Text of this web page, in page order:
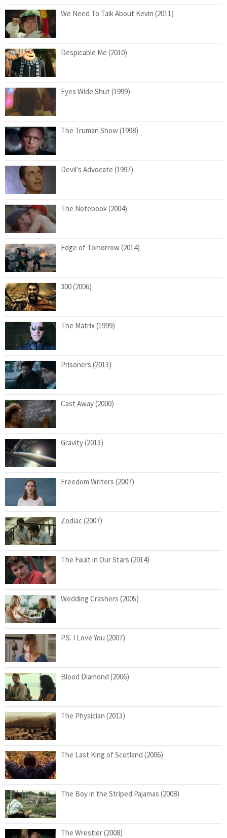
We Need To Talk About Kevin (2011)
Despicable Me (2010)
Eyes Wide Shut (1999)
The Truman Show (1998)
Devil’s Advocate (1997)
The Notebook (2004)
Edge of Tomorrow (2014)
300 (2006)
The Matrix (1999)
Prisoners (2013)
Cast Away (2000)
Gravity (2013)
Freedom Writers (2007)
Zodiac (2007)
The Fault in Our Stars (2014)
Wedding Crashers (2005)
P.S. I Love You (2007)
Blood Diamond (2006)
The Physician (2013)
The Last King of Scotland (2006)
The Boy in the Striped Pajamas (2008)
The Wrestler (2008)